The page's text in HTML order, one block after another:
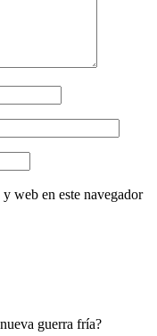
web en este navegador
guerra fría?